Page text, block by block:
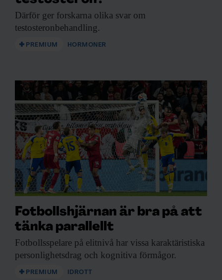
Därför ger forskarna olika svar om
testosteronbehandling.
PREMIUM HORMONER
Fotbollshjärnan är bra på att
tänka parallellt
Fotbollsspelare på elitnivå har vissa karaktäristiska
personlighetsdrag och kognitiva förmågor.
PREMIUM IDROTT